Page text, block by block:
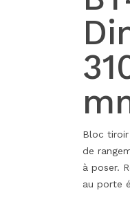
Bloc
de
à poser.
au porte